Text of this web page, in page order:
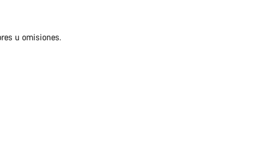
u omisiones.